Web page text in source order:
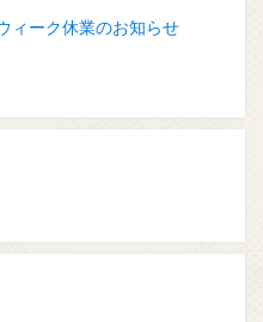
ィーク休業のお知らせ